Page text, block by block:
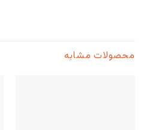
محصولات مشابه